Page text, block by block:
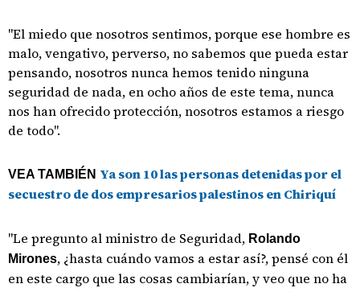
"El miedo que nosotros sentimos, porque ese hombre es
malo, vengativo, perverso, no sabemos que pueda estar
pensando, nosotros nunca hemos tenido ninguna
seguridad de nada, en ocho años de este tema, nunca
nos han ofrecido protección, nosotros estamos a riesgo
de todo".
VEA TAMBIÉN Ya son 10 las personas detenidas por el
secuestro de dos empresarios palestinos en Chiriquí
"Le pregunto al ministro de Seguridad, Rolando
Mirones, ¿hasta cuándo vamos a estar así?, pensé con él
en este cargo que las cosas cambiarían, y veo que no ha